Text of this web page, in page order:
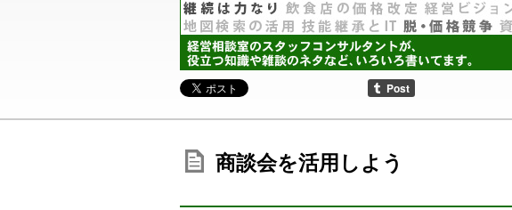
商談会を活用しよう